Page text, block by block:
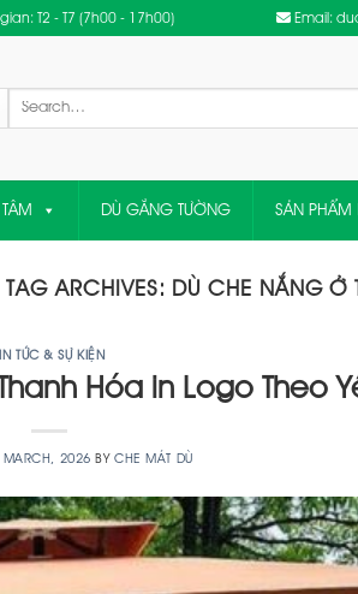
gian: T2 - T7 (7h00 - 17h00) Email:
Search
DÙ GẮNG TƯỜNG SẢN PHẨM
TAG ARCHIVES: DÙ CHE NẮNG Ở
TIN TỨC & SỰ KIỆN
Hóa in Logo Theo
MARCH, 2026 BYCHE MÁT DÙ